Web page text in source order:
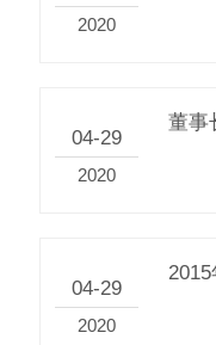
2020
04-29
2020
董事
04-29
2020